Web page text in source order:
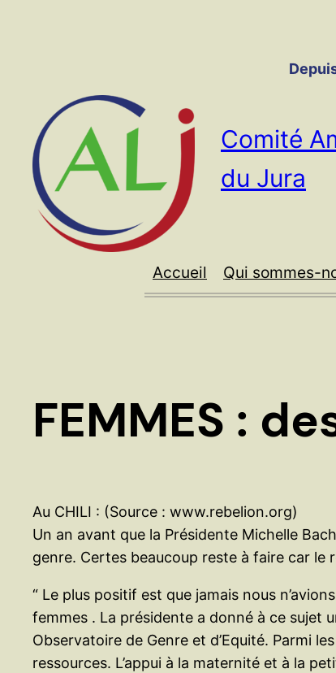
Comité
du Jura
Accueil Qui sommes-
FEMMES :
Au CHILI : (Source : www.rebelion.org)
Un an avant que la Présidente Michelle
genre. Certes beaucoup reste à faire car
“ Le plus positif est que jamais nous
femmes . La présidente a donné à ce sujet
Observatoire de Genre et d’Equité. Parmi
ressources. L’appui à la maternité et à la